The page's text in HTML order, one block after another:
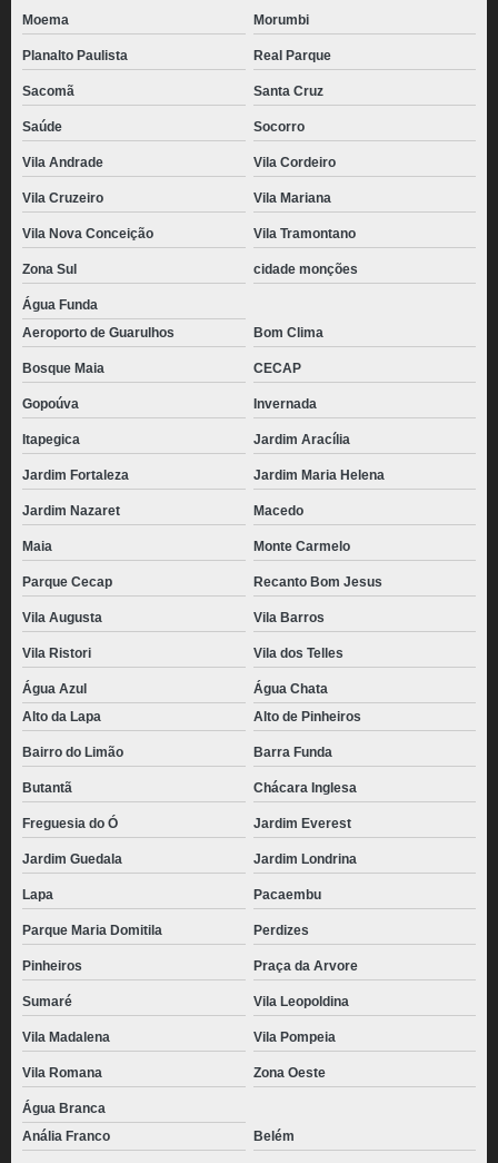
Moema Morumbi
Planalto Paulista Real Parque
Sacomã Santa Cruz
Saúde Socorro
Vila Andrade Vila Cordeiro
Vila Cruzeiro Vila Mariana
Vila Nova Conceição Vila Tramontano
Zona Sul cidade monções
Água Funda
Aeroporto de Guarulhos
Bom Clima
Bosque Maia CECAP
Gopoúva Invernada
Itapegica Jardim Aracília
Jardim Fortaleza Jardim Maria Helena
Jardim Nazaret Macedo
Maia Monte Carmelo
Parque Cecap Recanto Bom Jesus
Vila Augusta Vila Barros
Vila Ristori Vila dos Telles
Água Azul
Água Chata
Alto da Lapa
Alto de Pinheiros
Bairro do Limão Barra Funda
Butantã Chácara Inglesa
Freguesia do Ó Jardim Everest
Jardim Guedala Jardim Londrina
Lapa Pacaembu
Parque Maria Domitila Perdizes
Pinheiros Praça da Arvore
Sumaré Vila Leopoldina
Vila Madalena Vila Pompeia
Vila Romana Zona Oeste
Água Branca
Anália Franco
Belém